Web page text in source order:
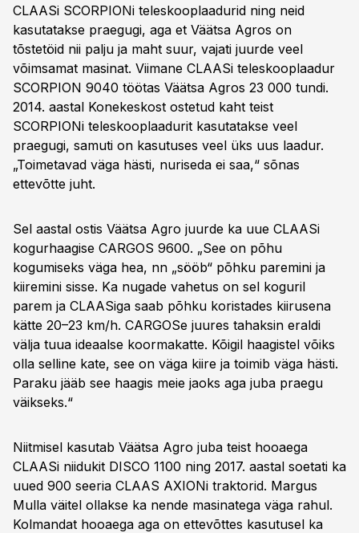
CLAASi SCORPIONi teleskooplaadurid ning neid
kasutatakse praegugi, aga et Väätsa Agros on
tõstetöid nii palju ja maht suur, vajati juurde veel
võimsamat masinat. Viimane CLAASi teleskooplaadur
SCORPION 9040 töötas Väätsa Agros 23 000 tundi.
2014. aastal Konekeskost ostetud kaht teist
SCORPIONi teleskooplaadurit kasutatakse veel
praegugi, samuti on kasutuses veel üks uus laadur.
„Toimetavad väga hästi, nuriseda ei saa,“ sõnas
ettevõtte juht.
Sel aastal ostis Väätsa Agro juurde ka uue CLAASi
kogurhaagise CARGOS 9600. „See on põhu
kogumiseks väga hea, nn „sööb“ põhku paremini ja
kiiremini sisse. Ka nugade vahetus on sel koguril
parem ja CLAASiga saab põhku koristades kiirusena
kätte 20–23 km/h. CARGOSe juures tahaksin eraldi
välja tuua ideaalse koormakatte. Kõigil haagistel võiks
olla selline kate, see on väga kiire ja toimib väga hästi.
Paraku jääb see haagis meie jaoks aga juba praegu
väikseks.“
Niitmisel kasutab Väätsa Agro juba teist hooaega
CLAASi niidukit DISCO 1100 ning 2017. aastal soetati ka
uued 900 seeria CLAAS AXIONi traktorid. Margus
Mulla väitel ollakse ka nende masinatega väga rahul.
Kolmandat hooaega aga on ettevõttes kasutusel ka